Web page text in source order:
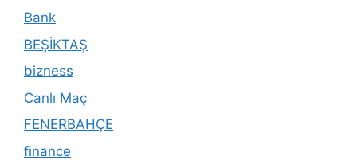
Bank
BEŞİKTAŞ
bizness
Canlı Maç
FENERBAHÇE
finance